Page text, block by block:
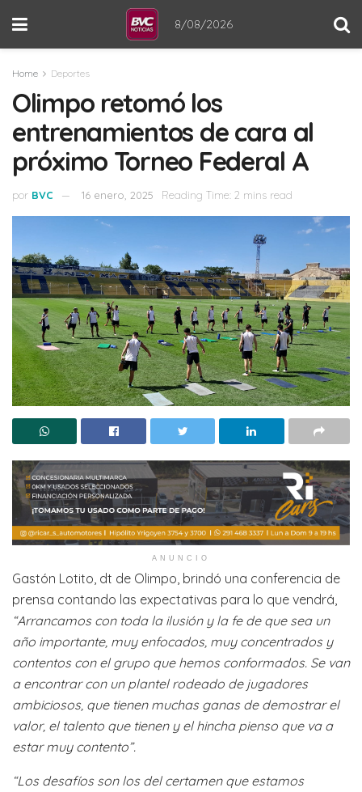
8/08/2026
Home Deportes
Olimpo retomó los
entrenamientos de cara al
próximo Torneo Federal A
por BVC 16 enero, 2025 Reading Time: 2 mins read
ANUNCIO
Gastón Lotito, dt de Olimpo, brindó una conferencia de
prensa contando las expectativas para lo que vendrá,
“Arrancamos con toda la ilusión y la fe de que sea un
año importante, muy enfocados, muy concentrados y
contentos con el grupo que hemos conformados. Se van
a encontrar con un plantel rodeado de jugadores
ambiciosos, que tienen muchas ganas de demostrar el
valor, el talento que tienen y el hincha pienso que va a
estar muy contento”.
“Los desafíos son los del certamen que estamos